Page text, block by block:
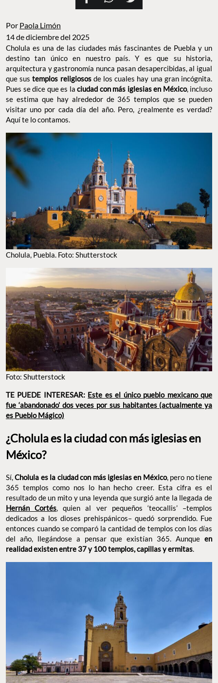
Por Paola Limón
14 de diciembre del 2025
Cholula es una de las ciudades más fascinantes de Puebla y un
destino tan único en nuestro país. Y es que su historia,
arquitectura y gastronomía nunca pasan desapercibidas, al igual
que sustemplos religiososde los cuales hay una gran incógnita.
Pues se dice que es la ciudad con más iglesias en México, incluso
se estima que hay alrededor de 365 templos que se pueden
visitar uno por cada día del año. Pero, ¿realmente es verdad?
Aquí te lo contamos.
Cholula, Puebla. Foto: Shutterstock
Foto: Shutterstock
TE PUEDE INTERESAR: Este es el único pueblo mexicano que
fue ‘abandonado’ dos veces por sus habitantes (actualmente ya
es Pueblo Mágico)
¿Cholula es la ciudad con más iglesias en
México?
Sí,Cholula es la ciudad con más iglesias en México, pero no tiene
365 templos como nos lo han hecho creer. Esta cifra es el
resultado de un mito y una leyenda que surgió ante la llegada de
Hernán Cortés, quien al ver pequeños ‘teocallis’ –templos
dedicados a los dioses prehispánicos– quedó sorprendido. Fue
entonces cuando se comparó la cantidad de templos con los días
del año, llegándose a pensar que existían 365. Aunque en
realidad existen entre 37 y 100 templos, capillas y ermitas.